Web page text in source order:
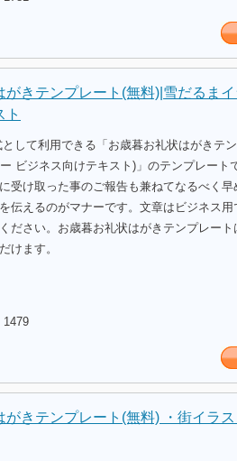
がきテンプレート(無料)|雪だるま
ト
して利用できる「お歳暮お礼状はがきテ
ビジネス向けテキスト)」のテンプレート
受け取った事のご報告も兼ねてなるべく早
伝えるのがマナーです。文章はビジネス用
ださい。お歳暮お礼状はがきテンプレー
けます。
1479
がきテンプレート(無料) ・街イラ